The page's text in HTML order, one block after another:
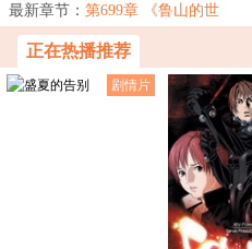
不得不用一篇...
最新章节： 第699章 《鲁山的世
界》
正在热播推荐
剧情片